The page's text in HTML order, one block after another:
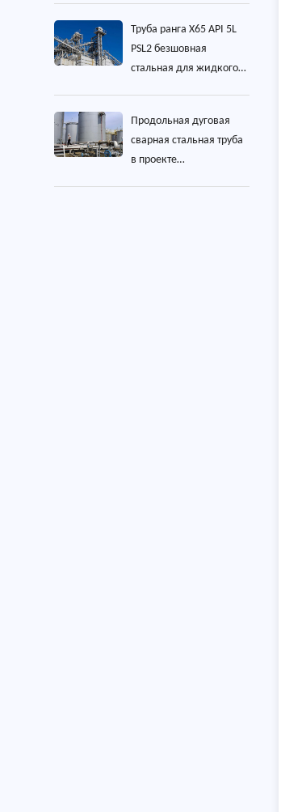
Труба ранга X65 API 5L
PSL2 безшовная
стальная для жидкого
Продольная дуговая
сварная стальная труба
в проекте